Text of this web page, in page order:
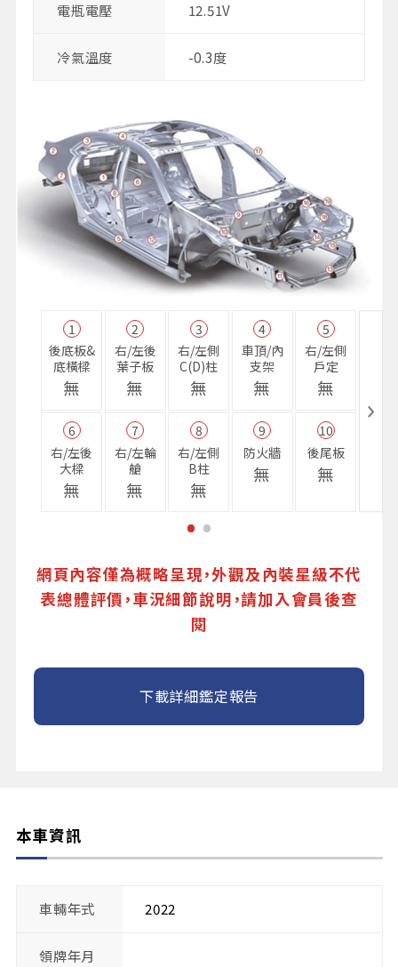
電瓶電壓 12.51V
冷氣溫度 -0.3度
1
後底板&
底橫樑
無
2
右/左後
葉子板
無
3
右/左側
C(D)柱
無
4
車頂/內
支架
無
5
右/左側
戶定
無
6
右/左後
大樑
無
7
右/左輪
艙
無
8
右/左側
B柱
無
9
防火牆
無
10
後尾板
無
網頁內容僅為概略呈現，外觀及內裝星級不代
表總體評價，車況細節說明，請加入會員後查
閱
下載詳細鑑定報告
本車資訊
車輛年式 2022
領牌年月